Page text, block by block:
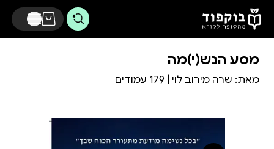
דלג לתוכן הראשי
מסע הנש(י)מה
מאת: שרה מירוב לוי